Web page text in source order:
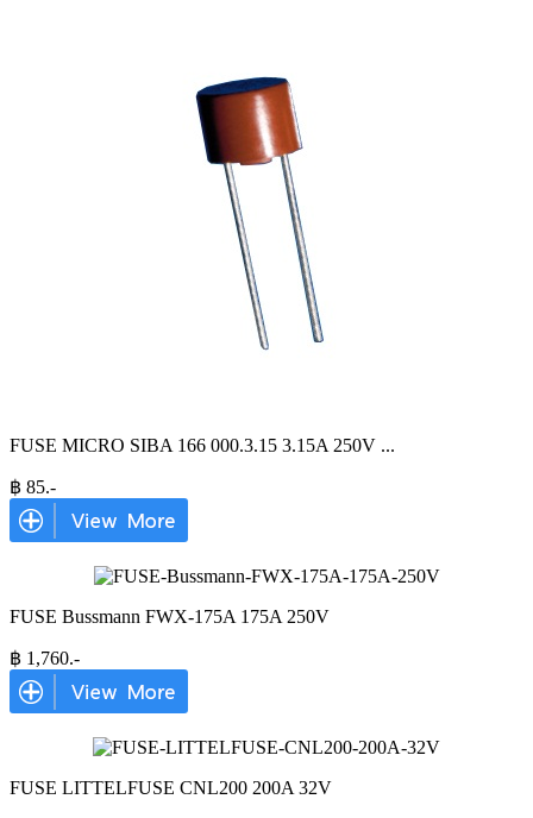
FUSE MICRO SIBA 166 000.3.15 3.15A 250V ...
฿ 85.-
FUSE Bussmann FWX-175A 175A 250V
฿ 1,760.-
FUSE LITTELFUSE CNL200 200A 32V